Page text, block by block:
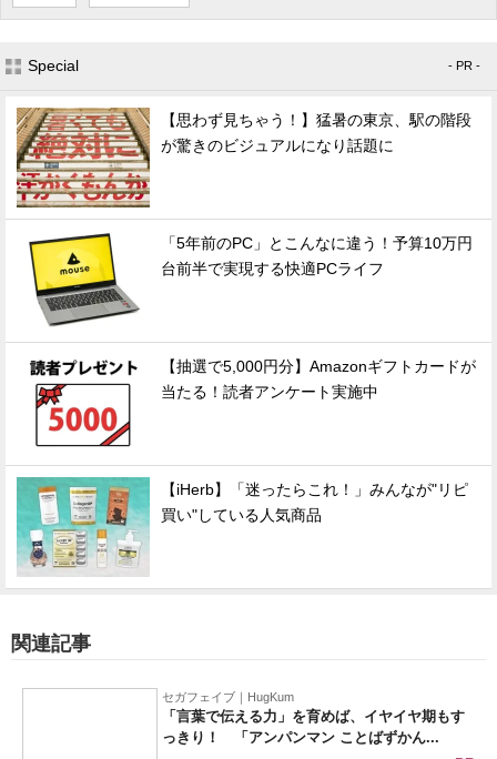
Special - PR -
【思わず見ちゃう！】猛暑の東京、駅の階段
が驚きのビジュアルになり話題に
「5年前のPC」とこんなに違う！予算10万円
台前半で実現する快適PCライフ
【抽選で5,000円分】Amazonギフトカードが
当たる！読者アンケート実施中
【iHerb】「迷ったらこれ！」みんなが"リピ
買い"している人気商品
関連記事
セガフェイブ｜HugKum
「言葉で伝える力」を育めば、イヤイヤ期もす
っきり！ 「アンパンマン ことばずかん...